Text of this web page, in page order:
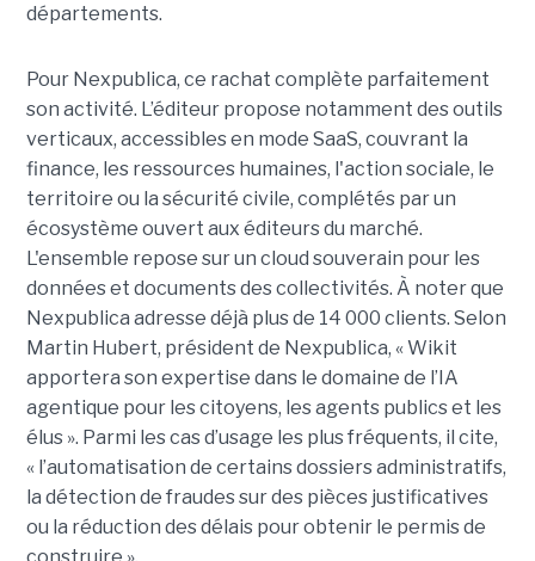
départements.
Pour Nexpublica, ce rachat complète parfaitement
son activité. L’éditeur propose notamment des outils
verticaux, accessibles en mode SaaS, couvrant la
finance, les ressources humaines, l'action sociale, le
territoire ou la sécurité civile, complétés par un
écosystème ouvert aux éditeurs du marché.
L'ensemble repose sur un cloud souverain pour les
données et documents des collectivités. À noter que
Nexpublica adresse déjà plus de 14 000 clients. Selon
Martin Hubert, président de Nexpublica, « Wikit
apportera son expertise dans le domaine de l’IA
agentique pour les citoyens, les agents publics et les
élus ». Parmi les cas d’usage les plus fréquents, il cite,
« l’automatisation de certains dossiers administratifs,
la détection de fraudes sur des pièces justificatives
ou la réduction des délais pour obtenir le permis de